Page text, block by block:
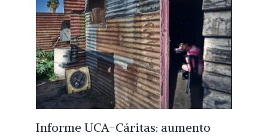
Informe UCA-Cáritas: aumento